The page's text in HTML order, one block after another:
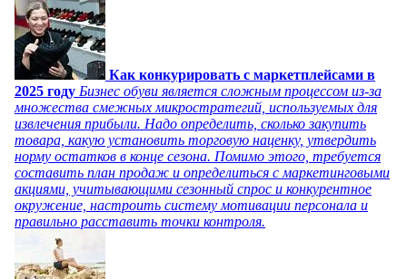
Как конкурировать с маркетплейсами в
2025 году Бизнес обуви является сложным процессом из-за
множества смежных микростратегий, используемых для
извлечения прибыли. Надо определить, сколько закупить
товара, какую установить торговую наценку, утвердить
норму остатков в конце сезона. Помимо этого, требуется
составить план продаж и определиться с маркетинговыми
акциями, учитывающими сезонный спрос и конкурентное
окружение, настроить систему мотивации персонала и
правильно расставить точки контроля.